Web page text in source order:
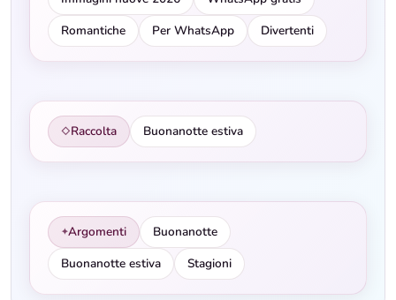
Romantiche
Per WhatsApp Divertenti
◇Raccolta Buonanotte estiva
✦Argomenti
Buonanotte
Buonanotte estiva
Stagioni